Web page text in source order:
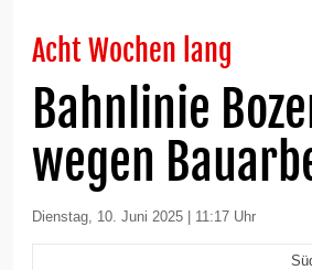
Acht Wochen lang
Bahnlinie
wegen
Dienstag, 10. Juni 2025 | 11:17 Uhr